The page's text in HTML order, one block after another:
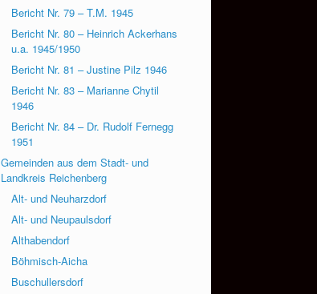
Bericht Nr. 79 – T.M. 1945
Bericht Nr. 80 – Heinrich Ackerhans
u.a. 1945/1950
Bericht Nr. 81 – Justine Pilz 1946
Bericht Nr. 83 – Marianne Chytil
1946
Bericht Nr. 84 – Dr. Rudolf Fernegg
1951
Gemeinden aus dem Stadt- und
Landkreis Reichenberg
Alt- und Neuharzdorf
Alt- und Neupaulsdorf
Althabendorf
Böhmisch-Aicha
Buschullersdorf